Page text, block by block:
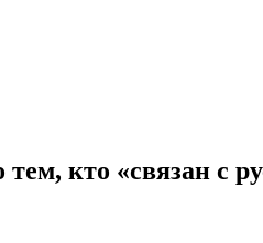
кто «связан с